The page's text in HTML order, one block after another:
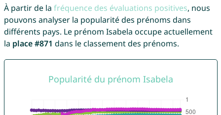
À partir de la fréquence des évaluations positives, nous
pouvons analyser la popularité des prénoms dans
différents pays. Le prénom Isabela occupe actuellement
la place #871 dans le classement des prénoms.